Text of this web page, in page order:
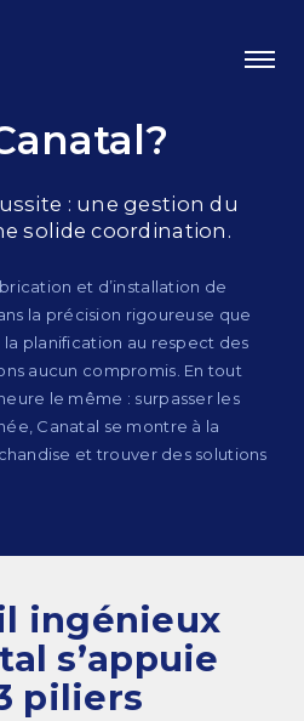
Canatal
des services
: une gestion du
solide coordination.
et d’installation de
la précision rigoureuse que
planification au respect des
aucun compromis. En tout
le même : surpasser les
Canatal se montre à la
et trouver des solutions
ingénieux
s’appuie
piliers